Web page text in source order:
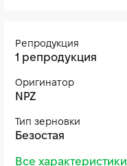
Репродукция
1 репродукция
Оригинатор
NPZ
Тип зерновки
Безостая
Все характеристики